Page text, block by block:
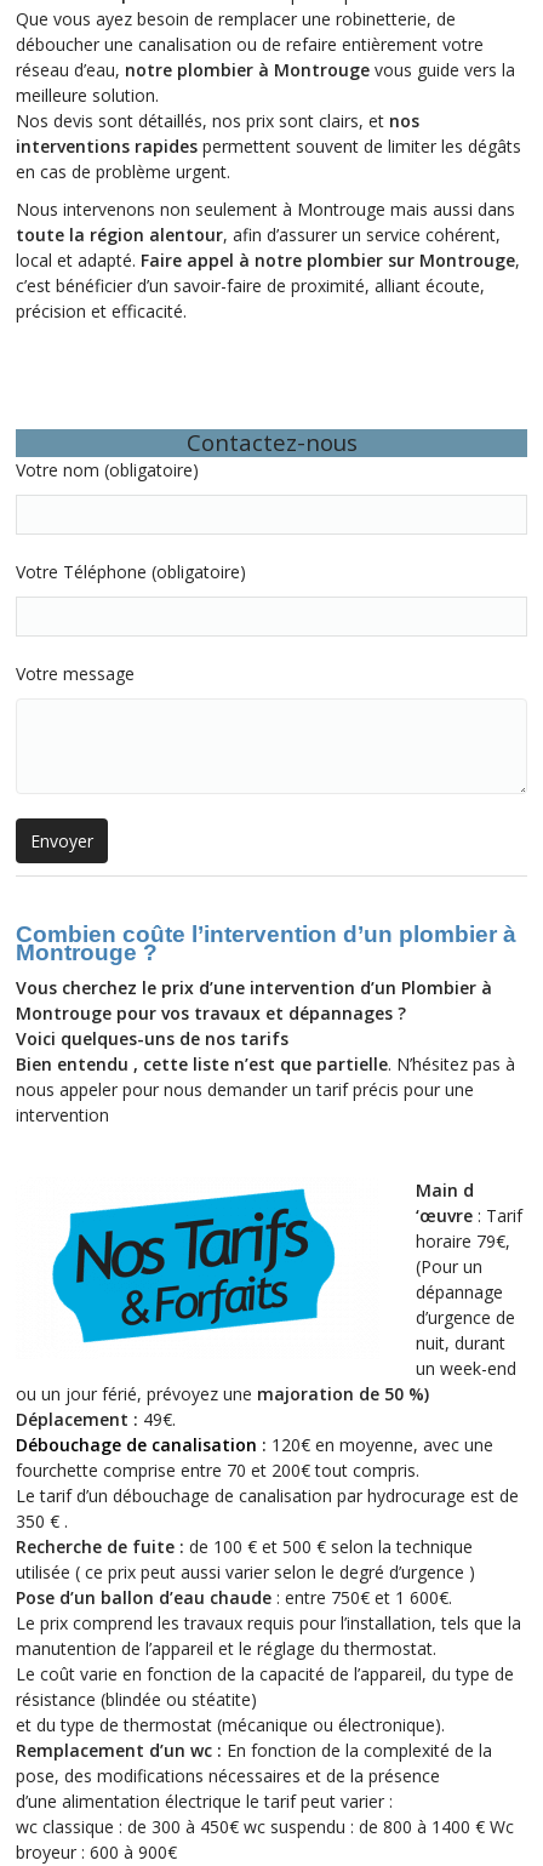
Que vous ayez besoin de remplacer une robinetterie, de
déboucher une canalisation ou de refaire entièrement votre
réseau d’eau, notre plombier à Montrouge vous guide vers la
meilleure solution.
Nos devis sont détaillés, nos prix sont clairs, et nos
interventions rapides permettent souvent de limiter les dégâts
en cas de problème urgent.
Nous intervenons non seulement à Montrouge mais aussi dans
toute la région alentour, afin d’assurer un service cohérent,
local et adapté. Faire appel à notre plombier sur Montrouge,
c’est bénéficier d’un savoir-faire de proximité, alliant écoute,
précision et efficacité.
Contactez-nous
Votre nom (obligatoire)
Votre Téléphone (obligatoire)
Votre message
Combien coûte l’intervention d’un plombier à
Montrouge ?
Vous cherchez le prix d’une intervention d’un Plombier à
Montrouge pour vos travaux et dépannages ?
Voici quelques-uns de nos tarifs
Bien entendu , cette liste n’est que partielle. N’hésitez pas à
nous appeler pour nous demander un tarif précis pour une
intervention
Main d
‘œuvre : Tarif
horaire 79€,
(Pour un
dépannage
d’urgence de
nuit, durant
un week-end
ou un jour férié, prévoyez une majoration de 50 %)
Déplacement : 49€.
Débouchage de canalisation : 120€ en moyenne, avec une
fourchette comprise entre 70 et 200€ tout compris.
Le tarif d’un débouchage de canalisation par hydrocurage est de
350 € .
Recherche de fuite : de 100 € et 500 € selon la technique
utilisée ( ce prix peut aussi varier selon le degré d’urgence )
Pose d’un ballon d’eau chaude : entre 750€ et 1 600€.
Le prix comprend les travaux requis pour l’installation, tels que la
manutention de l’appareil et le réglage du thermostat.
Le coût varie en fonction de la capacité de l’appareil, du type de
résistance (blindée ou stéatite)
et du type de thermostat (mécanique ou électronique).
Remplacement d’un wc : En fonction de la complexité de la
pose, des modifications nécessaires et de la présence
d’une alimentation électrique le tarif peut varier :
wc classique : de 300 à 450€ wc suspendu : de 800 à 1400 € Wc
broyeur : 600 à 900€